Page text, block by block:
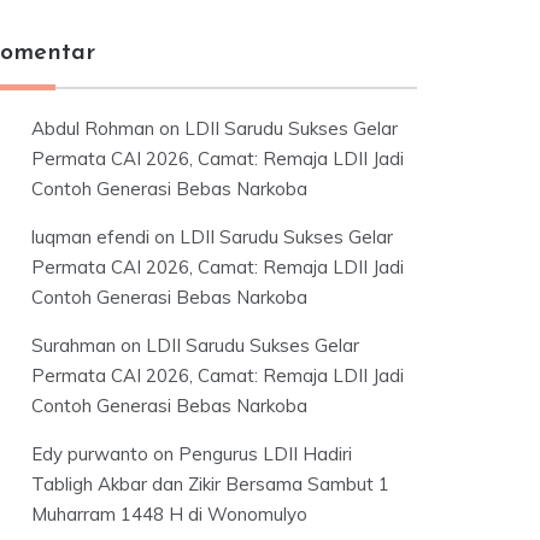
Abdul Rohman on LDII Sarudu Sukses Gelar
Permata CAI 2026, Camat: Remaja LDII Jadi
Contoh Generasi Bebas Narkoba
luqman efendi on LDII Sarudu Sukses Gelar
Permata CAI 2026, Camat: Remaja LDII Jadi
Contoh Generasi Bebas Narkoba
Surahman on LDII Sarudu Sukses Gelar
Permata CAI 2026, Camat: Remaja LDII Jadi
Contoh Generasi Bebas Narkoba
Edy purwanto on Pengurus LDII Hadiri
Tabligh Akbar dan Zikir Bersama Sambut 1
Muharram 1448 H di Wonomulyo